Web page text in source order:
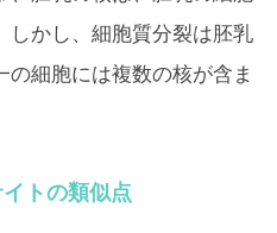
しかし、細胞質分裂は胚乳
細胞には複数の核が含ま
トの類似点